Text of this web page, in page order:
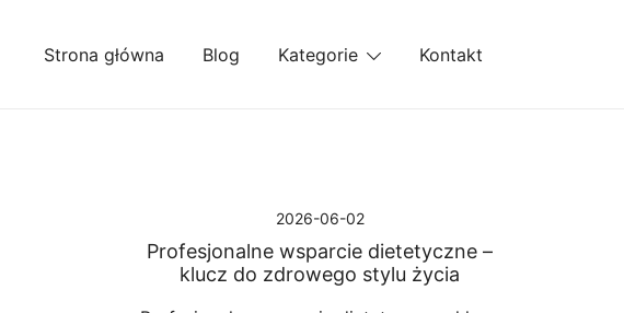
Strona główna Blog Kategorie Kontakt
2026-06-02
Profesjonalne wsparcie dietetyczne –
klucz do zdrowego stylu życia